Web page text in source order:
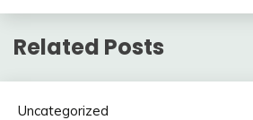
Related Posts
Uncategorized